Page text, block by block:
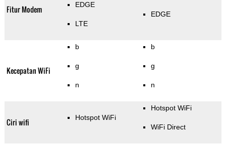
Fitur Modem EDGE
LTE
EDGE
Kecepatan WiFi
b
g
n
b
g
n
Ciri wifi Hotspot WiFi
Hotspot WiFi
WiFi Direct